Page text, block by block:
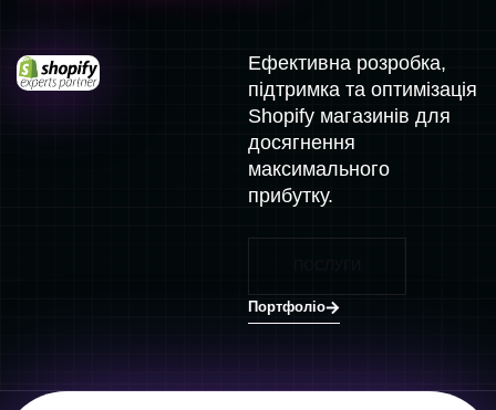
Ефективна розробка,
підтримка та оптимізація
Shopify магазинів для
досягнення
максимального
прибутку.
Портфоліо